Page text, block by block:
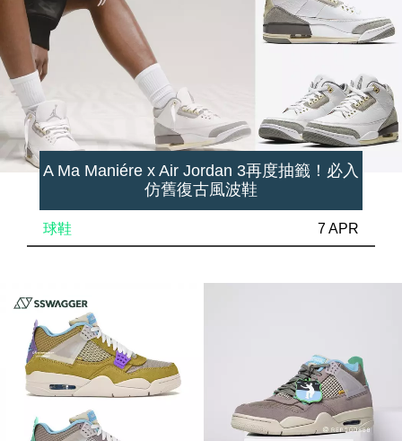
A Ma Maniére x Air Jordan 3再度抽籤！必入
仿舊復古風波鞋
球鞋 7 APR